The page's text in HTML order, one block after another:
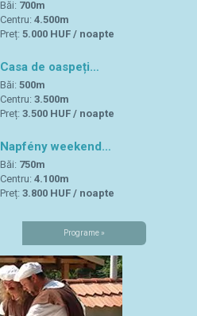
Băi: 700m
Centru: 4.500m
Preț: 5.000 HUF / noapte
Casa de oaspeți…
Băi: 500m
Centru: 3.500m
Preț: 3.500 HUF / noapte
Napfény weekend…
Băi: 750m
Centru: 4.100m
Preț: 3.800 HUF / noapte
Programe »